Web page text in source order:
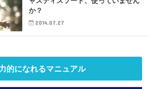
か？
2014.07.27
的になれるマニュアル